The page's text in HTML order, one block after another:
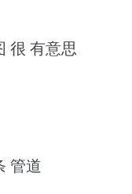
很 有意思
管道